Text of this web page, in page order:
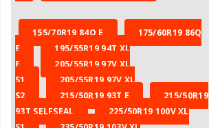
155/70R19 84Q E
175/60R19 86Q
E
195/55R19 94T XL
E
205/55R19 97V XL
S1
205/55R19 97V XL
S2
215/50R19 93T E
215/50R19
93T SELFSEAL
225/50R19 100V XL